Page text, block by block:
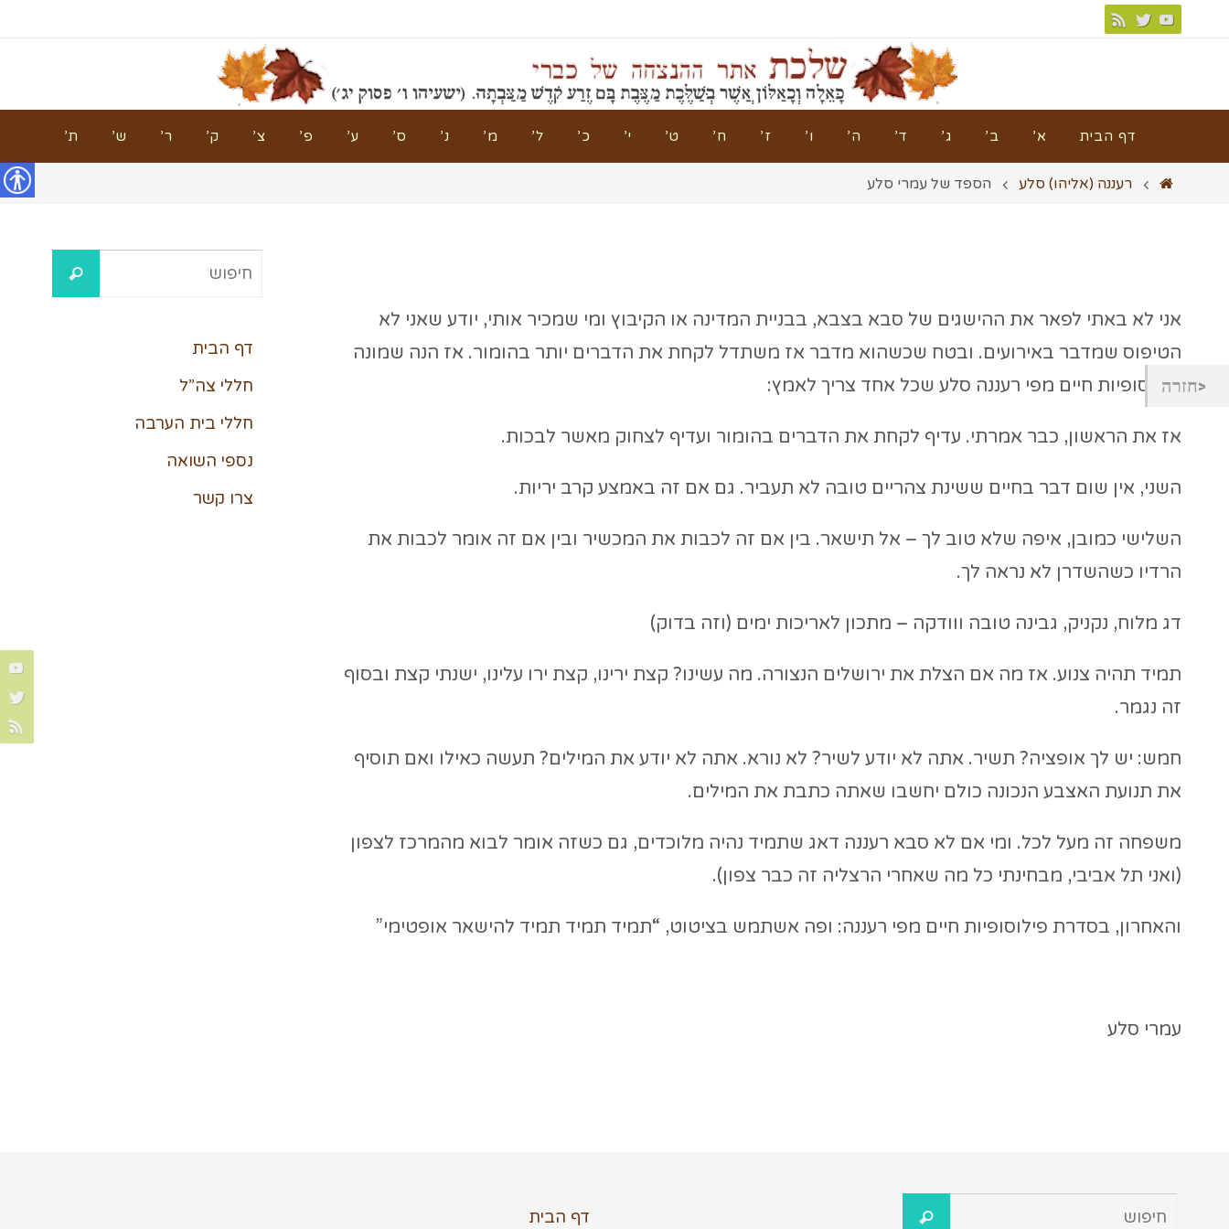
ת’ ש’ ר’ ק’ צ’ פ’ ע’ ס’ נ’ מ’ ל’ כ’ י’ ט’ ח’ ז’ ו’ ה’ ד’ ג’ ב’ א’ דף הבית
רעננה (אליהו) סלע הספד של עמרי סלע
אני לא באתי לפאר את ההישגים של סבא בצבא, בבניית המדינה או הקיבוץ ומי שמכיר אותי, יודע שאני לא
הטיפוס שמדבר באירועים. ובטח שכשהוא מדבר אז משתדל לקחת את הדברים יותר בהומור. אז הנה שמונה
פילוסופיות חיים מפי רעננה סלע שכל אחד צריך לאמץ:
אז את הראשון, כבר אמרתי. עדיף לקחת את הדברים בהומור ועדיף לצחוק מאשר לבכות.
השני, אין שום דבר בחיים ששינת צהריים טובה לא תעביר. גם אם זה באמצע קרב יריות.
השלישי כמובן, איפה שלא טוב לך – אל תישאר. בין אם זה לכבות את המכשיר ובין אם זה אומר לכבות את
הרדיו כשהשדרן לא נראה לך.
דג מלוח, נקניק, גבינה טובה ווודקה – מתכון לאריכות ימים (וזה בדוק)
תמיד תהיה צנוע. אז מה אם הצלת את ירושלים הנצורה. מה עשינו? קצת ירינו, קצת ירו עלינו, ישנתי קצת ובסוף
זה נגמר.
חמש: יש לך אופציה? תשיר. אתה לא יודע לשיר? לא נורא. אתה לא יודע את המילים? תעשה כאילו ואם תוסיף
את תנועת האצבע הנכונה כולם יחשבו שאתה כתבת את המילים.
משפחה זה מעל לכל. ומי אם לא סבא רעננה דאג שתמיד נהיה מלוכדים, גם כשזה אומר לבוא מהמרכז לצפון
(ואני תל אביבי, מבחינתי כל מה שאחרי הרצליה זה כבר צפון).
והאחרון, בסדרת פילוסופיות חיים מפי רעננה: ופה אשתמש בציטוט, “תמיד תמיד תמיד להישאר אופטימי”
עמרי סלע
דף הבית
חללי צה”ל
חללי בית הערבה
נספי השואה
צרו קשר
דף הבית
חזרה